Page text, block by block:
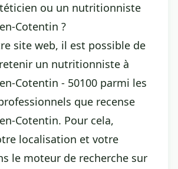
ou un nutritionniste
Cotentin ?
site web, il est possible de
un nutritionniste à
Cotentin - 50100 parmi les
que recense
Cotentin. Pour cela,
localisation et votre
le moteur de recherche sur